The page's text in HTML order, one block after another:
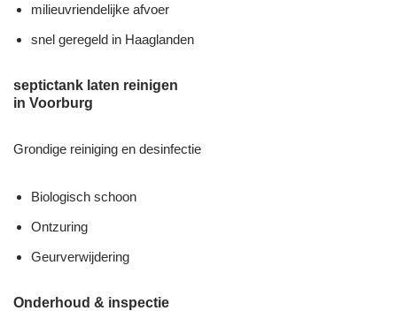
milieuvriendelijke afvoer
snel geregeld in Haaglanden
septictank laten reinigen
in Voorburg
Grondige reiniging en desinfectie
Biologisch schoon
Ontzuring
Geurverwijdering
Onderhoud & inspectie